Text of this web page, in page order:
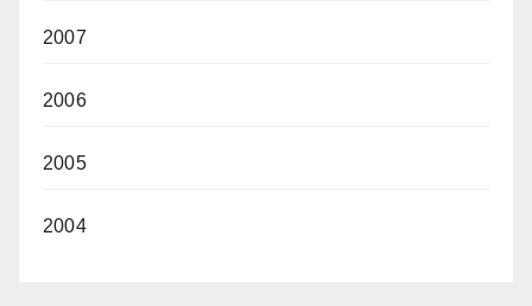
2007
2006
2005
2004